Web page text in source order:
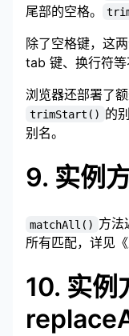
尾部的空格。
除了空格键，这
tab 键、换行符等
浏览器还部署了额
trimStart() 的
别名。
9. 实例
matchAll() 方法
所有匹配，详见
10. 实例